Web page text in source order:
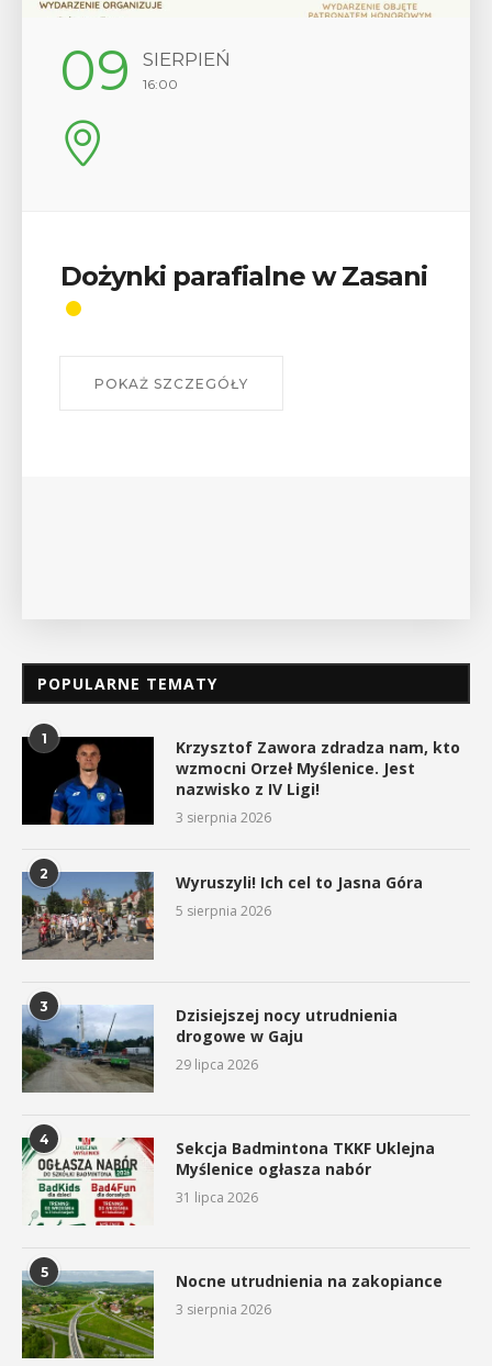
12 SIERPIEŃ
17:00
Wykład „Jak zdobyć
odznaki na myślenickich
W środę 12 sierpnia o godz. 17 w Miejskiej
POPULARNE TEMATY
1
Krzysztof Zawora zdradza nam, kto
wzmocni Orzeł Myślenice. Jest
nazwisko z IV Ligi!
3 sierpnia 2026
2 Wyruszyli! Ich cel to Jasna Góra
5 sierpnia 2026
3
Dzisiejszej nocy utrudnienia
drogowe w Gaju
29 lipca 2026
4
Sekcja Badmintona TKKF Uklejna
Myślenice ogłasza nabór
31 lipca 2026
5 Nocne utrudnienia na zakopiance
3 sierpnia 2026